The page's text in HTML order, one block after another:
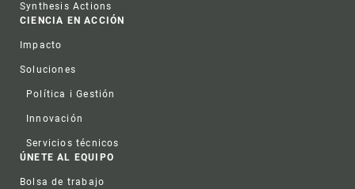
Synthesis Actions
CIENCIA EN ACCIÓN
Impacto
Soluciones
Política i Gestión
Innovación
Servicios técnicos
ÚNETE AL EQUIPO
Bolsa de trabajo